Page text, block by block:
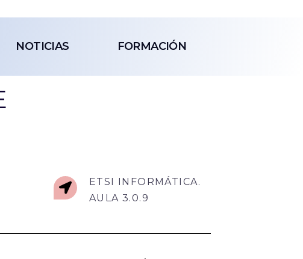
NOTICIAS FORMACIÓN
ETSI INFORMÁTICA.
AULA 3.0.9